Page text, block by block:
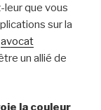
que vous
sur la
avocat
un allié de
la couleur